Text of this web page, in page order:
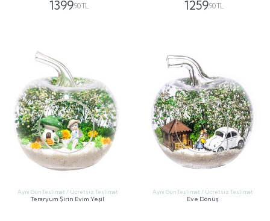
1399,90 TL 1259,90 TL
Aynı Gün Teslimat / Ücretsiz Teslimat
Teraryum Şirin Evim Yeşil
Aynı Gün Teslimat / Ücretsiz Teslimat
Eve Dönüş